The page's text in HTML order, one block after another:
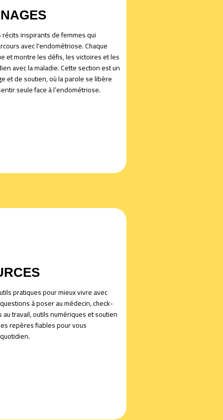
inspirants de femmes qui
avec l'endométriose. Chaque
et montre les défis, les victoires et les
avec la maladie. Cette section est un
et de soutien, où la parole se libère
seule face à l’endométriose.
pratiques pour mieux vivre avec
à poser au médecin, check-
travail, outils numériques et soutien
repères fiables pour vous